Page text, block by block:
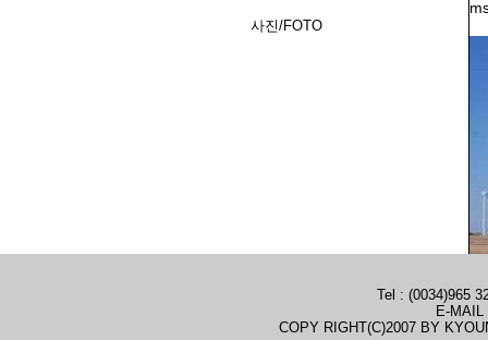
사진/FOTO
Tel : (0034)965
E-
COPY RIGHT(C)2007 BY